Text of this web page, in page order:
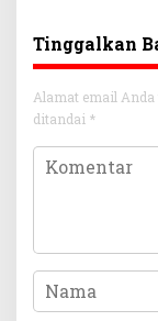
Tinggalkan
Alamat email
ditandai *